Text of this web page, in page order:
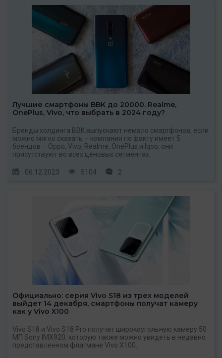
Лучшие смартфоны BBK до 20000. Realme,
OnePlus, Vivo, что выбрать в 2024 году?
Бренды холдинга BBK выпускают немало смартфонов, если
можно мягко сказать – компания по факту имеет 5
брендов – Oppo, Vivo, Realme, OnePlus и Iqoo, они
присутствуют во всех ценовых сегментах.
06.12.2023 5104 2
Официально: серия Vivo S18 из трех моделей
выйдет 14 декабря, смартфоны получат камеру
как у Vivo X100
Vivo S18 и Vivo S18 Pro получат широкоугольную камеру 50
МП Sony IMX920, которую также можно увидеть в недавно
представленном флагмане Vivo X100.